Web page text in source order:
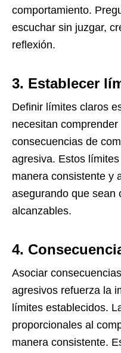
comportamiento.
escuchar sin juzgar,
reflexión.
3. Establecer
Definir límites claros
necesitan
consecuencias de
agresiva. Estos
manera consistente y
asegurando que sean
alcanzables.
4.
Asociar
agresivos refuerza la
límites establecidos.
proporcionales al
manera consistente.